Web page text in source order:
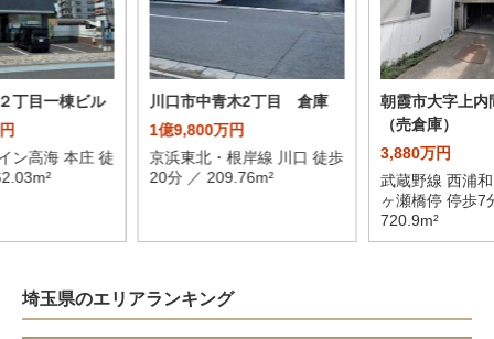
丁目一棟ビル
ン高海 本庄 徒
川口市中青木2丁目 倉庫
1億9,800万円
京浜東北・根岸線 川口 徒歩
20分 ／ 209.76m²
朝霞市大字上内
（売倉庫）
3,880万円
武蔵野線 西浦
ヶ瀬橋停 停歩7
720.9m²
埼玉県のエリアランキング